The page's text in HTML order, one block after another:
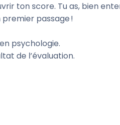
ton score. Tu as, bien
passage !
psychologie.
de l’évaluation.